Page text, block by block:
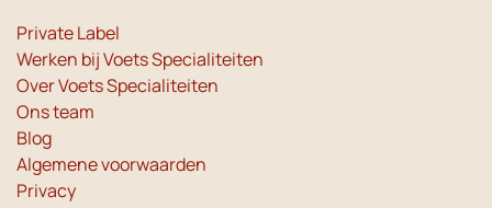
Private Label
Werken bij Voets Specialiteiten
Over Voets Specialiteiten
Ons team
Blog
Algemene voorwaarden
Privacy